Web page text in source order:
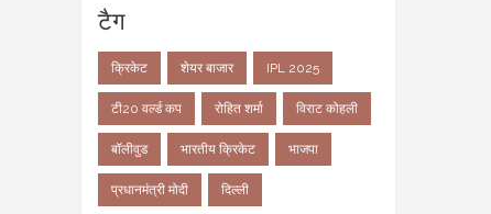
टैग
क्रिकेट शेयर बाजार IPL 2025
टी20 वर्ल्ड कप रोहित शर्मा विराट कोहली
बॉलीवुड भारतीय क्रिकेट भाजपा
प्रधानमंत्री मोदी दिल्ली